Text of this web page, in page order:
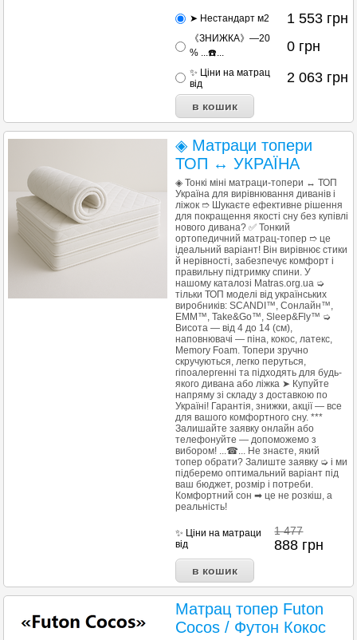
➤ Нестандарт м2 1 553 грн
《ЗНИЖКА》—20
% ...☎️...
0 грн
✨ Ціни на матрац
від
2 063 грн
◈ Матраци топери
ТОП ↔ УКРАЇНА
◈ Тонкі міні матраци-топери ↔ ТОП
Україна для вирівнювання диванів і
ліжок ➱ Шукаєте ефективне рішення
для покращення якості сну без купівлі
нового дивана? ✅ Тонкий
ортопедичний матрац-топер ➱ це
ідеальний варіант! Він вирівнює стики
й нерівності, забезпечує комфорт і
правильну підтримку спини. У
нашому каталозі Matras.org.ua ➭
тільки ТОП моделі від українських
виробників: SCANDI™, Сонлайн™,
EMM™, Take&Go™, Sleep&Fly™ ➭
Висота — від 4 до 14 (см),
наповнювачі — піна, кокос, латекс,
Memory Foam. Топери зручно
скручуються, легко перуться,
гіпоалергенні та підходять для будь-
якого дивана або ліжка ➤ Купуйте
напряму зі складу з доставкою по
Україні! Гарантія, знижки, акції — все
для вашого комфортного сну. ***
Залишайте заявку онлайн або
телефонуйте — допоможемо з
вибором! ...☎... Не знаєте, який
топер обрати? Залиште заявку ➭ і ми
підберемо оптимальний варіант під
ваш бюджет, розмір і потреби.
Комфортний сон ➡ це не розкіш, а
реальність!
✨ Ціни на матраци
від
1 477
888 грн
Матрац топер Futon
Cocos / Футон Кокос